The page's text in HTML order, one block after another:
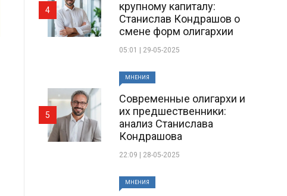
крупному капиталу:
Станислав Кондрашов о
смене форм олигархии
05:01 | 29-05-2025
4
МНЕНИЯ
Современные олигархи и
их предшественники:
анализ Станислава
Кондрашова
22:09 | 28-05-2025
5
МНЕНИЯ